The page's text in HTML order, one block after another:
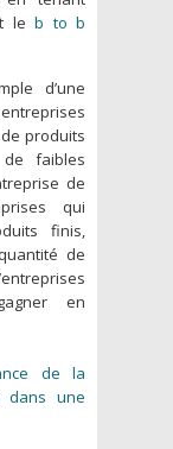
le b to b
d’une
produits
faibles
de
qui
finis,
de
en
de la
dans une